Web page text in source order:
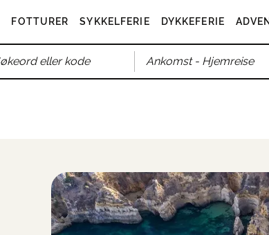
FOTTURER SYKKELFERIE DYKKEFERIE
Ankomst- Hjemreise